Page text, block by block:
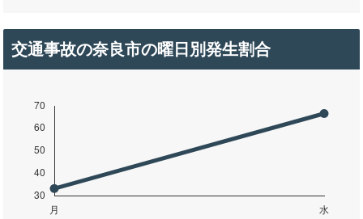
交通事故の奈良市の曜日別発生割合